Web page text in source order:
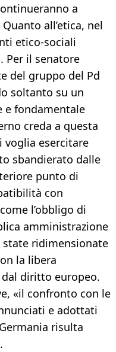
a
all’etica, nel
etico-sociali
Per il senatore
del gruppo del Pd
soltanto su un
e fondamentale
creda a questa
voglia esercitare
sbandierato dalle
punto di
con
l’obbligo di
amministrazione
ridimensionate
la libera
diritto europeo.
«il confronto con le
e adottati
risulta